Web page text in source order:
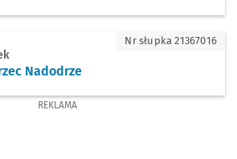
Dworzec Nadodrze
Nadodrze
Nr słupka 21367016
REKLAMA